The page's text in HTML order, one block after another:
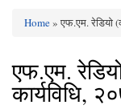
You are here
Home» एफ.एम. रेडियो
एफ.एम.
कार्यविधि,